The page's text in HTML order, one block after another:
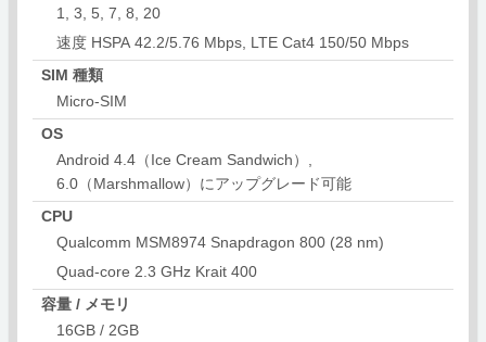
1, 3, 5, 7, 8, 20
速度 HSPA 42.2/5.76 Mbps, LTE Cat4 150/50 Mbps
SIM 種類
Micro-SIM
OS
Android 4.4（Ice Cream Sandwich）,
6.0（Marshmallow）にアップグレード可能
CPU
Qualcomm MSM8974 Snapdragon 800 (28 nm)
Quad-core 2.3 GHz Krait 400
容量 / メモリ
16GB / 2GB